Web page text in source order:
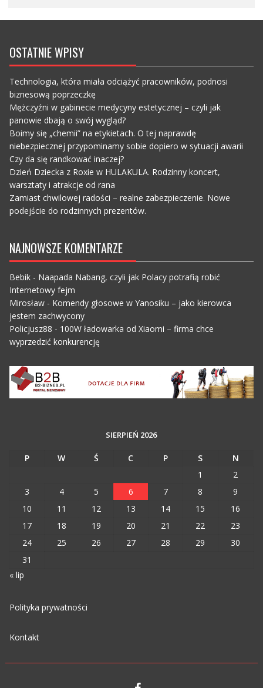
OSTATNIE WPISY
Technologia, która miała odciążyć pracowników, podnosi
biznesową poprzeczkę
Mężczyźni w gabinecie medycyny estetycznej – czyli jak
panowie dbają o swój wygląd?
Boimy się „chemii” na etykietach. O tej naprawdę
niebezpiecznej przypominamy sobie dopiero w sytuacji awarii
Czy da się randkować inaczej?
Dzień Dziecka z Roxie w HULAKULA. Rodzinny koncert,
warsztaty i atrakcje od rana
Zamiast chwilowej radości – realne zabezpieczenie. Nowe
podejście do rodzinnych prezentów.
NAJNOWSZE KOMENTARZE
Bebik- Naapada Nabang, czyli jak Polacy potrafią robić
Internetowy fejm
Mirosław- Komendy głosowe w Yanosiku – jako kierowca
jestem zachwycony
Policjusz88 - 100W ładowarka od Xiaomi – firma chce
wyprzedzić konkurencję
SIERPIEŃ 2026
P W Ś C P S
N
1
2
3
4 5 6 7 8
9
10
11 12 13 14 15
16
17
18 19 20 21 22
23
24
25 26 27 28 29
30
31
« lip
Polityka prywatności
Kontakt